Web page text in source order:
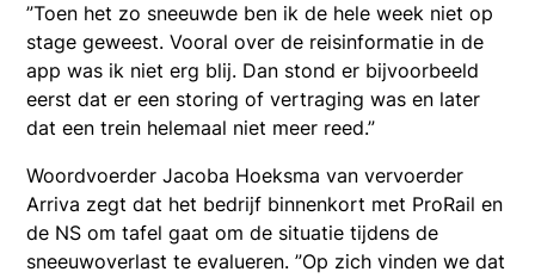
”Toen het zo sneeuwde ben ik de hele week niet op
stage geweest. Vooral over de reisinformatie in de
app was ik niet erg blij. Dan stond er bijvoorbeeld
eerst dat er een storing of vertraging was en later
dat een trein helemaal niet meer reed.”
Woordvoerder Jacoba Hoeksma van vervoerder
Arriva zegt dat het bedrijf binnenkort met ProRail en
de NS om tafel gaat om de situatie tijdens de
sneeuwoverlast te evalueren. ”Op zich vinden we dat